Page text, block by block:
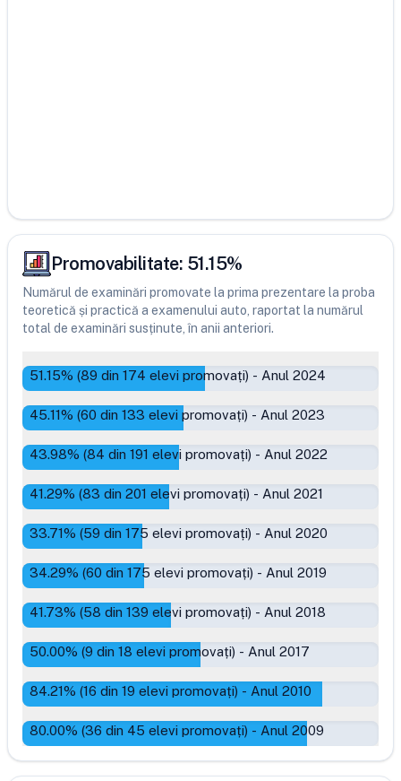
Promovabilitate: 51.15%
Numărul de examinări promovate la prima prezentare la proba
teoretică și practică a examenului auto, raportat la numărul
total de examinări susținute, în anii anteriori.
51.15% (89 din 174 elevi promovați) - Anul 2024
45.11% (60 din 133 elevi promovați) - Anul 2023
43.98% (84 din 191 elevi promovați) - Anul 2022
41.29% (83 din 201 elevi promovați) - Anul 2021
33.71% (59 din 175 elevi promovați) - Anul 2020
34.29% (60 din 175 elevi promovați) - Anul 2019
41.73% (58 din 139 elevi promovați) - Anul 2018
50.00% (9 din 18 elevi promovați) - Anul 2017
84.21% (16 din 19 elevi promovați) - Anul 2010
80.00% (36 din 45 elevi promovați) - Anul 2009